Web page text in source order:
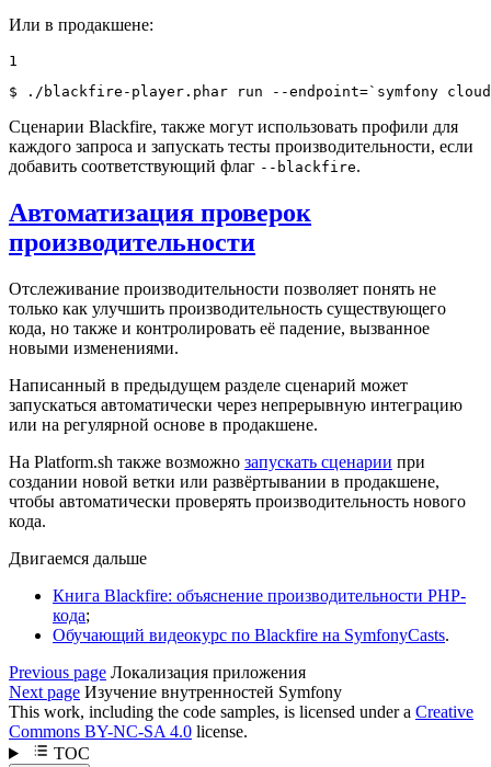
Или в продакшене:
1
$
./blackfire-player.phar run --endpoint=`symfony
Сценарии Blackfire, также могут использовать профили для
каждого запроса и запускать тесты производительности, если
добавить соответствующий флаг --blackfire.
Автоматизация проверок
производительности
Отслеживание производительности позволяет понять не
только как улучшить производительность существующего
кода, но также и контролировать её падение, вызванное
новыми изменениями.
Написанный в предыдущем разделе сценарий может
запускаться автоматически через непрерывную интеграцию
или на регулярной основе в продакшене.
На Platform.sh также возможно запускать сценарии при
создании новой ветки или развёртывании в продакшене,
чтобы автоматически проверять производительность нового
кода.
Двигаемся дальше
Книга Blackfire: объяснение производительности PHP-
кода;
Обучающий видеокурс по Blackfire на SymfonyCasts.
Previous page Локализация приложения
Next page Изучение внутренностей Symfony
This work, including the code samples, is licensed under a Creative
Commons BY-NC-SA 4.0 license.
TOC